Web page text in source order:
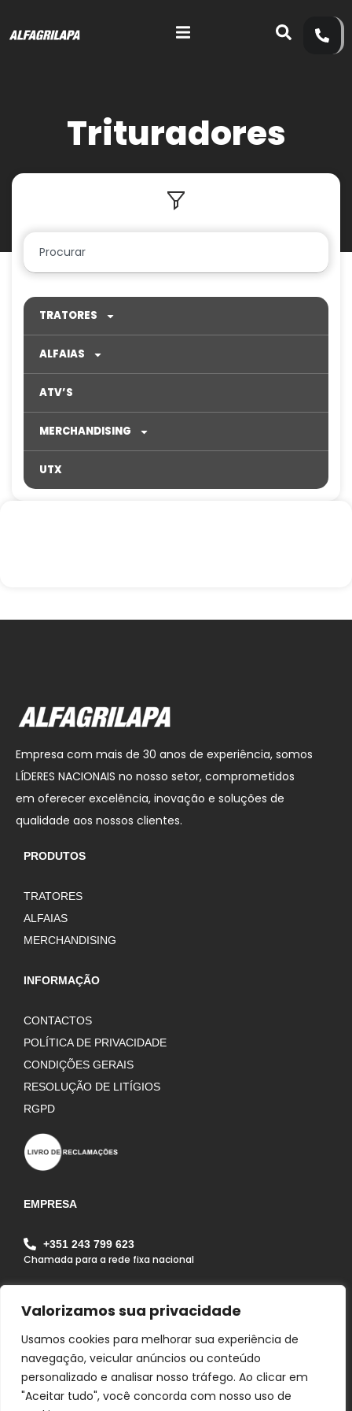
Valorizamos sua privacidade
Usamos cookies para melhorar sua experiência de
navegação, veicular anúncios ou conteúdo
personalizado e analisar nosso tráfego. Ao clicar em
"Aceitar tudo", você concorda com nosso uso de
Trituradores
TRATORES
ALFAIAS
ATV’S
MERCHANDISING
UTX
Empresa com mais de 30 anos de experiência, somos
LÍDERES NACIONAIS no nosso setor, comprometidos
em oferecer excelência, inovação e soluções de
qualidade aos nossos clientes.
PRODUTOS
TRATORES
ALFAIAS
MERCHANDISING
INFORMAÇÃO
CONTACTOS
POLÍTICA DE PRIVACIDADE
CONDIÇÕES GERAIS
RESOLUÇÃO DE LITÍGIOS
RGPD
EMPRESA
+351 243 799 623
Chamada para a rede fixa nacional
Rua Pousio do João Maria, Zona Industrial da Lapa